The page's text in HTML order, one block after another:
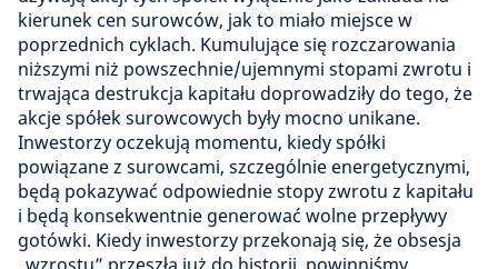
kierunek cen surowców, jak to miało miejsce w
poprzednich cyklach. Kumulujące się rozczarowania
niższymi niż powszechnie/ujemnymi stopami zwrotu i
trwająca destrukcja kapitału doprowadziły do tego, że
akcje spółek surowcowych były mocno unikane.
Inwestorzy oczekują momentu, kiedy spółki
powiązane z surowcami, szczególnie energetycznymi,
będą pokazywać odpowiednie stopy zwrotu z kapitału
i będą konsekwentnie generować wolne przepływy
gotówki. Kiedy inwestorzy przekonają się, że obsesja